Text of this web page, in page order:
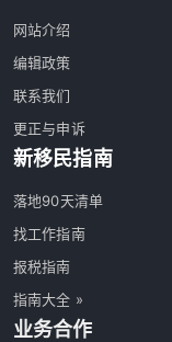
网站介绍
编辑政策
联系我们
更正与申诉
新移民指南
落地90天清单
找工作指南
报税指南
指南大全 »
业务合作